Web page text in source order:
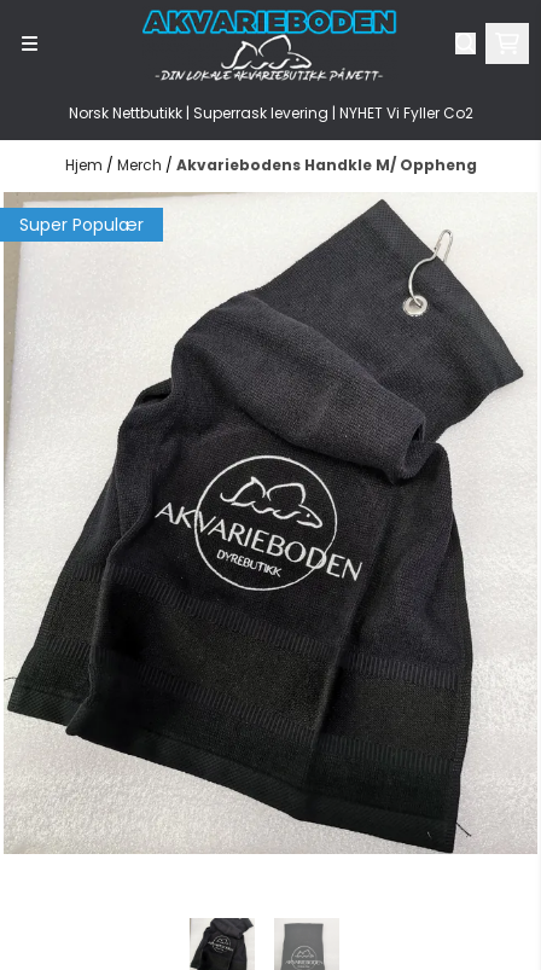
Hopp til innhold
Norsk Nettbutikk | Superrask levering | NYHET Vi Fyller Co2
Hjem / Merch / Akvariebodens Handkle M/ Oppheng
Super Populær